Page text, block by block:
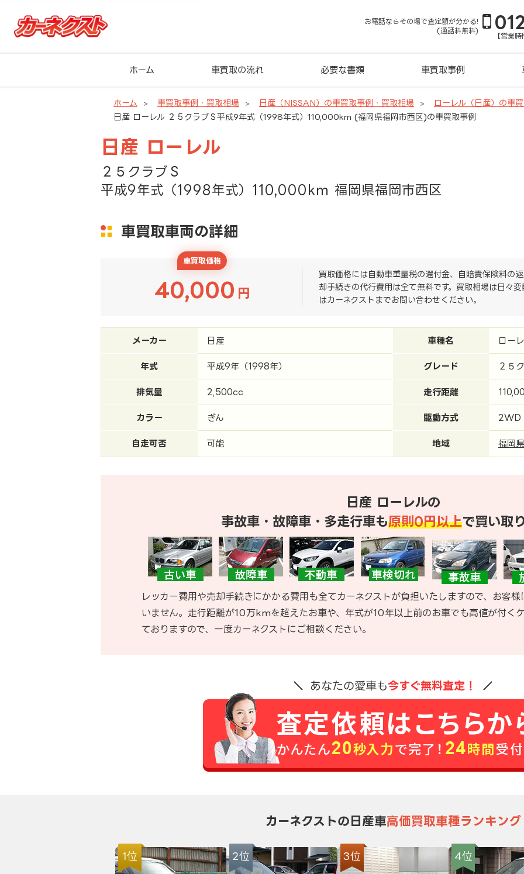
お電話ならその場で査定額が分かる!
(通話料無料)
【営業
ホーム 車買取の流れ 必要な書類 車買取事例
ホーム 車買取事例・買取相場 日産（NISSAN）の車買取事例・買取相場
ローレル（日産）の車
日産 ローレル ２５クラブＳ平成9年式（1998年式）110,000km (福岡県福岡市西区)の車買取事例
日産 ローレル
２５クラブＳ
平成9年式（1998年式）110,000km 福岡県福岡市西区
車買取車両の詳細
車買取価格
40,000 円
買取価格には自動車重量税の還付金、自賠責保険料の
却手続きの代行費用は全て無料です。買取相場は日々
はカーネクストまでお問い合わせください。
メーカー 日産 車種名 ロー
年式 平成9年（1998年） グレード ２５
排気量 2,500cc 走行距離
カラー ぎん 駆動方式 2WD
自走可否 可能 地域 福岡県
日産 ローレルの
事故車・故障車・多走行車も原則0円以上で買い取
レッカー費用や売却手続きにかかる費用も全てカーネクストが負担いたしますので、お客
いません。走行距離が10万kmを超えたお車や、年式が10年以上前のお車でも高値が付く
ておりますので、一度カーネクストにご相談ください。
あなたの愛車も今すぐ無料査定！
カーネクストの日産車高価買取車種ランキング
1位 2位 3位 4位